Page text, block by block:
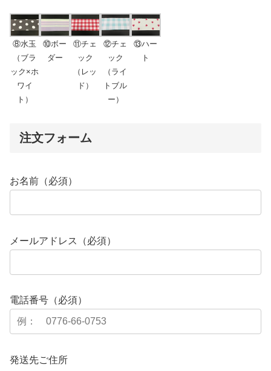
⑧水玉
（ブラ
ック×ホ
ワイ
ト）
⑩ボー
ダー
⑪チェ
ック
（レッ
ド）
⑫チェ
ック
（ライ
トブル
ー）
⑬ハー
ト
注文フォーム
お名前（必須）
メールアドレス（必須）
電話番号（必須）
発送先ご住所